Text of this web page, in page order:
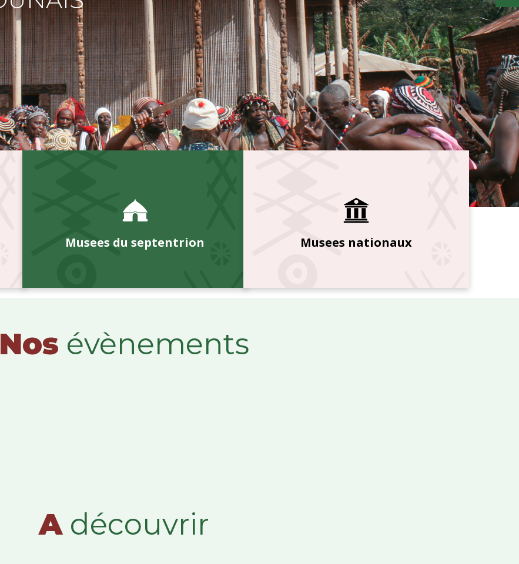
Musees du septentrion Musees nationaux
Nos évènements
Adécouvrir